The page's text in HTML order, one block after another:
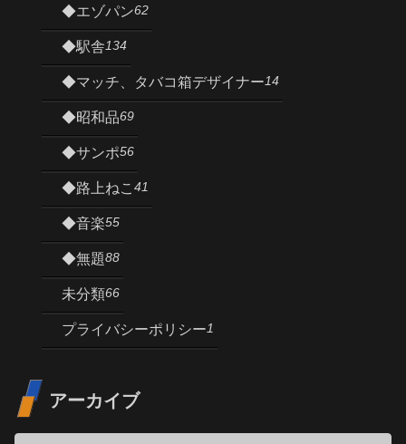
◆エゾパン62
◆駅舎134
◆マッチ、タバコ箱デザイナー14
◆昭和品69
◆サンポ56
◆路上ねこ 41
◆音楽55
◆無題88
未分類66
プライバシーポリシー1
アーカイブ